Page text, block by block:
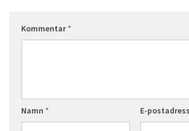
Kommentar*
Namn * E-postadress